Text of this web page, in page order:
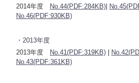
2014年度
No.44(PDF:284KB)
No.46(PDF:930KB)
・2013年度
2013年度
No.41(PDF:319KB)
No.43(PDF:361KB)